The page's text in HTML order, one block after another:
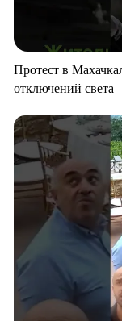
Протест в
отключений света